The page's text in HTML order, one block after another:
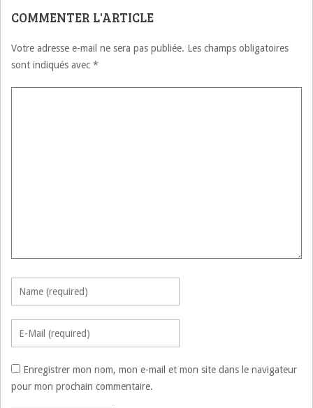
COMMENTER L'ARTICLE
Votre adresse e-mail ne sera pas publiée. Les champs obligatoires
sont indiqués avec *
Enregistrer mon nom, mon e-mail et mon site dans le navigateur
pour mon prochain commentaire.